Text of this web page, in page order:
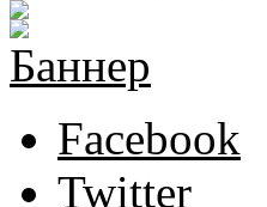
Facebook
Twitter